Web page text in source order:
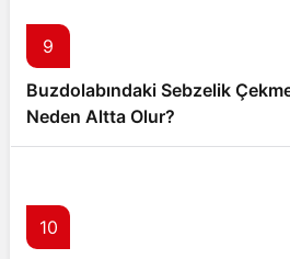
9
Buzdolabındaki Sebzelik
Neden Altta Olur?
10